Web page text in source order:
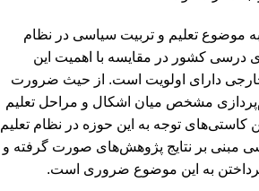
موضوع تعلیم و تربیت سیاسی در نظام
درسی کشور در مقایسه با اهمیت این
دارای اولویت است. از حیث ضرورت
مشخص میان اشکال و مراحل تعلیم
توجه به این حوزه در نظام تعلیم
مبنی بر نتایج پژوهش‌های صورت گرفته و
به این موضوع ضروری است.